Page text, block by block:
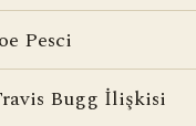
Pesci
Bugg İlişkisi